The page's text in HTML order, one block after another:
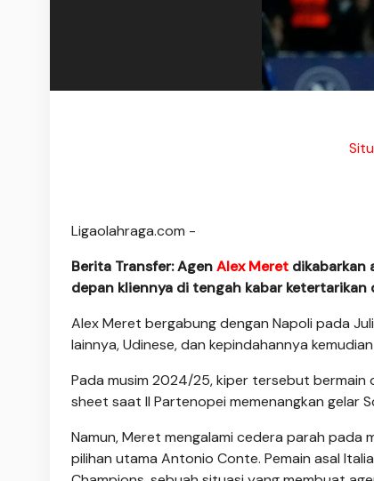
Ligaolahraga.com -
Berita Transfer: AgenAlex Meret dikabarkan
depan kliennya di tengah kabar ketertarikan
Alex Meret bergabung dengan Napoli pada
lainnya, Udinese, dan kepindahannya
Pada musim 2024/25, kiper tersebut bermain
sheet saat Il Partenopei memenangkan gelar
Namun, Meret mengalami cedera parah pada
pilihan utama Antonio Conte. Pemain asal